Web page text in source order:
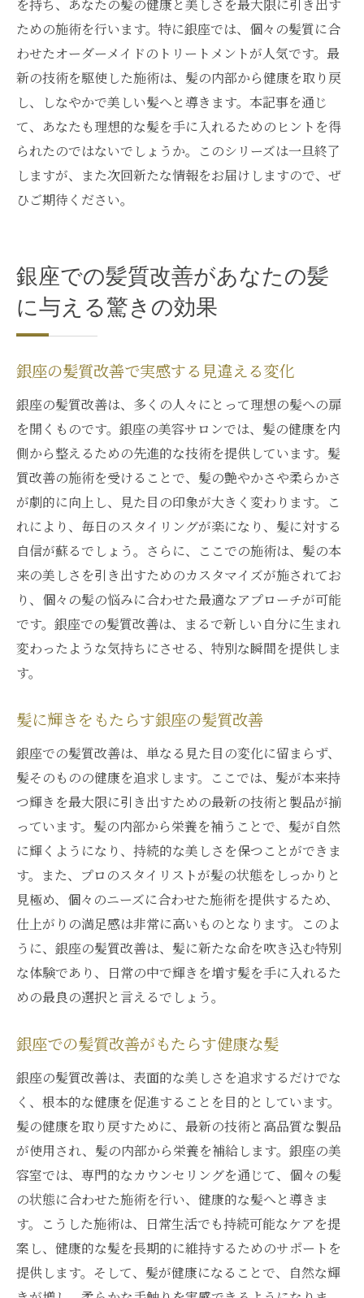
を持ち、あなたの髪の健康と美しさを最大限に引き出す
ための施術を行います。特に銀座では、個々の髪質に合
わせたオーダーメイドのトリートメントが人気です。最
新の技術を駆使した施術は、髪の内部から健康を取り戻
し、しなやかで美しい髪へと導きます。本記事を通じ
て、あなたも理想的な髪を手に入れるためのヒントを得
られたのではないでしょうか。このシリーズは一旦終了
しますが、また次回新たな情報をお届けしますので、ぜ
ひご期待ください。
銀座での髪質改善があなたの髪
に与える驚きの効果
銀座の髪質改善で実感する見違える変化
銀座の髪質改善は、多くの人々にとって理想の髪への扉
を開くものです。銀座の美容サロンでは、髪の健康を内
側から整えるための先進的な技術を提供しています。髪
質改善の施術を受けることで、髪の艶やかさや柔らかさ
が劇的に向上し、見た目の印象が大きく変わります。こ
れにより、毎日のスタイリングが楽になり、髪に対する
自信が蘇るでしょう。さらに、ここでの施術は、髪の本
来の美しさを引き出すためのカスタマイズが施されてお
り、個々の髪の悩みに合わせた最適なアプローチが可能
です。銀座での髪質改善は、まるで新しい自分に生まれ
変わったような気持ちにさせる、特別な瞬間を提供しま
す。
髪に輝きをもたらす銀座の髪質改善
銀座での髪質改善は、単なる見た目の変化に留まらず、
髪そのものの健康を追求します。ここでは、髪が本来持
つ輝きを最大限に引き出すための最新の技術と製品が揃
っています。髪の内部から栄養を補うことで、髪が自然
に輝くようになり、持続的な美しさを保つことができま
す。また、プロのスタイリストが髪の状態をしっかりと
見極め、個々のニーズに合わせた施術を提供するため、
仕上がりの満足感は非常に高いものとなります。このよ
うに、銀座の髪質改善は、髪に新たな命を吹き込む特別
な体験であり、日常の中で輝きを増す髪を手に入れるた
めの最良の選択と言えるでしょう。
銀座での髪質改善がもたらす健康な髪
銀座の髪質改善は、表面的な美しさを追求するだけでな
く、根本的な健康を促進することを目的としています。
髪の健康を取り戻すために、最新の技術と高品質な製品
が使用され、髪の内部から栄養を補給します。銀座の美
容室では、専門的なカウンセリングを通じて、個々の髪
の状態に合わせた施術を行い、健康的な髪へと導きま
す。こうした施術は、日常生活でも持続可能なケアを提
案し、健康的な髪を長期的に維持するためのサポートを
提供します。そして、髪が健康になることで、自然な輝